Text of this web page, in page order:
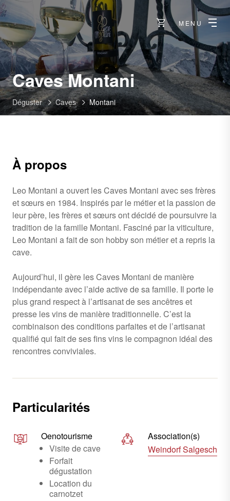
MENU
Caves Montani-
Salquenen
Déguster Caves Montani
À propos
Leo Montani a ouvert les Caves Montani avec ses frères
et sœurs en 1984. Inspirés par le métier et la passion de
leur père, les frères et sœurs ont décidé de poursuivre la
tradition de la famille Montani. Fasciné par la viticulture,
Leo Montani a fait de son hobby son métier et a repris la
cave.
Aujourd’hui, il gère les Caves Montani de manière
indépendante avec l’aide active de sa famille. Il porte le
plus grand respect à l’artisanat de ses ancêtres et
presse les vins de manière traditionnelle. C’est la
combinaison des conditions parfaites et de l’artisanat
qualifié qui fait de ses fins vins le compagnon idéal des
rencontres conviviales.
Particularités
Oenotourisme
Visite de cave
Forfait
dégustation
Location du
carnotzet
Association(s)
Weindorf Salgesch